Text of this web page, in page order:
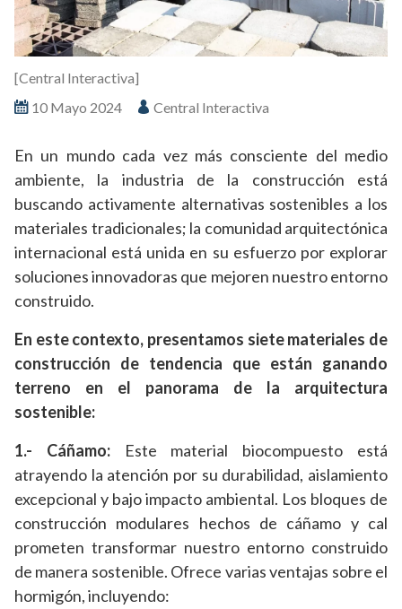
10 Mayo 2024 Central Interactiva
[Central Interactiva]
En un mundo cada vez más consciente del medio
ambiente, la industria de la construcción está
buscando activamente alternativas sostenibles a los
materiales tradicionales; la comunidad arquitectónica
internacional está unida en su esfuerzo por explorar
soluciones innovadoras que mejoren nuestro entorno
construido.
En este contexto, presentamos siete materiales de
construcción de tendencia que están ganando
terreno en el panorama de la arquitectura
sostenible:
1.- Cáñamo:Este material biocompuesto está
atrayendo la atención por su durabilidad, aislamiento
excepcional y bajo impacto ambiental. Los bloques de
construcción modulares hechos de cáñamo y cal
prometen transformar nuestro entorno construido
de manera sostenible. Ofrece varias ventajas sobre el
hormigón, incluyendo: